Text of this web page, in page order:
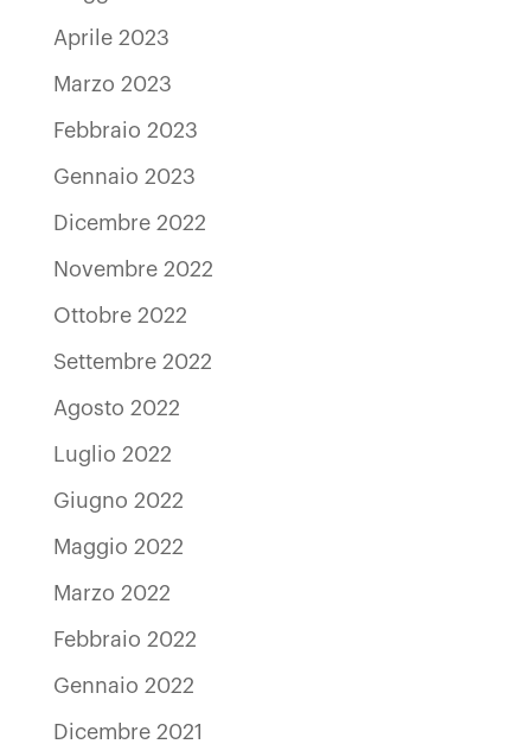
Aprile 2023
Marzo 2023
Febbraio 2023
Gennaio 2023
Dicembre 2022
Novembre 2022
Ottobre 2022
Settembre 2022
Agosto 2022
Luglio 2022
Giugno 2022
Maggio 2022
Marzo 2022
Febbraio 2022
Gennaio 2022
Dicembre 2021